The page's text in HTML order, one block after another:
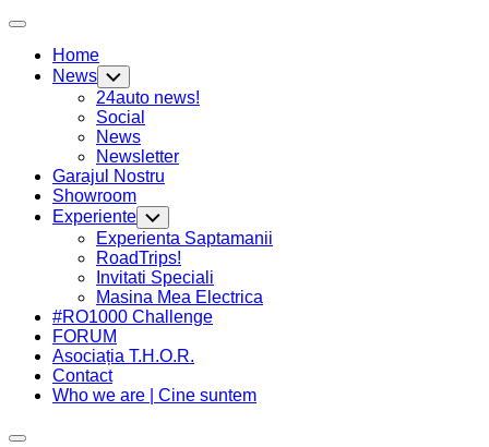
Skip
content
Expand
Home
News Toggle
Child
Menu
24auto news!
Social
News
Newsletter
Garajul Nostru
Showroom
Experiente Toggle
Child
Menu
Experienta Saptamanii
Current
Page
Parent
RoadTrips!
Invitati Speciali
Masina Mea Electrica
#RO1000 Challenge
FORUM
Asociația T.H.O.R.
Contact
Who we are | Cine suntem